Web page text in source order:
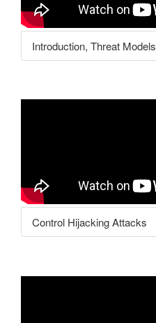
Introduction, Threat Models
Control Hijacking Attacks